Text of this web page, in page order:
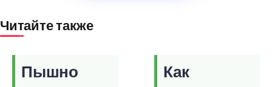
Читайте также
Пышно
Как